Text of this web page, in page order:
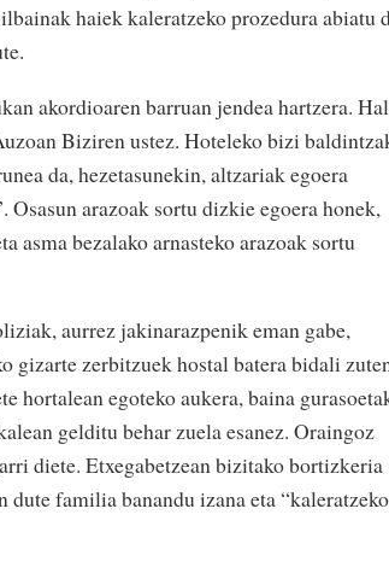
haiek kaleratzeko prozedura abiatu
akordioaren barruan jendea hartzera.
Biziren ustez. Hoteleko bizi
da, hezetasunekin, altzariak egoera
arazoak sortu dizkie egoera honek,
asma bezalako arnasteko arazoak sortu
aurrez jakinarazpenik eman gabe,
gizarte zerbitzuek hostal batera bidali
hortalean egoteko aukera, baina
gelditu behar zuela esanez. Oraingoz
diete. Etxegabetzean bizitako bortizkeria
familia banandu izana eta “kaleratzeko